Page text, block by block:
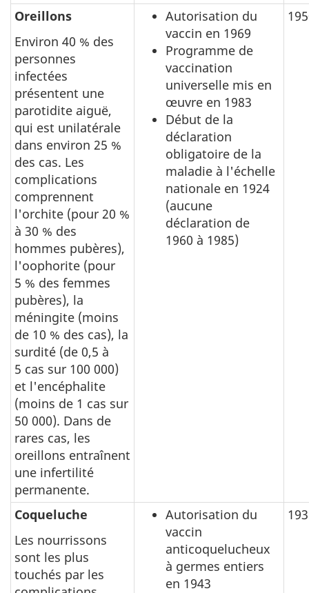
Oreillons
Environ 40 % des
personnes
infectées
présentent une
parotidite aiguë,
qui est unilatérale
dans environ 25 %
des cas. Les
complications
comprennent
l'orchite (pour 20 %
à 30 % des
hommes pubères),
l'oophorite (pour
5 % des femmes
pubères), la
méningite (moins
de 10 % des cas), la
surdité (de 0,5 à
5 cas sur 100 000)
et l'encéphalite
(moins de 1 cas sur
50 000). Dans de
rares cas, les
oreillons entraînent
une infertilité
permanente.
Autorisation du
vaccin en 1969
Programme de
vaccination
universelle mis en
œuvre en 1983
Début de la
déclaration
obligatoire de la
maladie à l'échelle
nationale en 1924
(aucune
déclaration de
1960 à 1985)
Coqueluche
Les nourrissons
sont les plus
touchés par les
Autorisation du
vaccin
anticoquelucheux
à germes entiers
en 1943